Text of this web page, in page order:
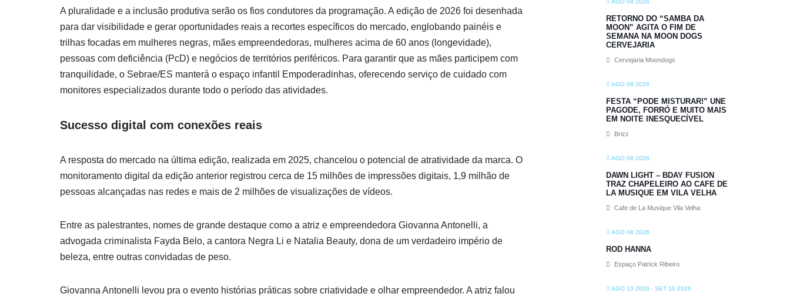
A pluralidade e a inclusão produtiva serão os fios condutores da programação. A edição de 2026 foi desenhada
para dar visibilidade e gerar oportunidades reais a recortes específicos do mercado, englobando painéis e
trilhas focadas em mulheres negras, mães empreendedoras, mulheres acima de 60 anos (longevidade),
pessoas com deficiência (PcD) e negócios de territórios periféricos. Para garantir que as mães participem com
tranquilidade, o Sebrae/ES manterá o espaço infantil Empoderadinhas, oferecendo serviço de cuidado com
monitores especializados durante todo o período das atividades.
Sucesso digital com conexões reais
A resposta do mercado na última edição, realizada em 2025, chancelou o potencial de atratividade da marca. O
monitoramento digital da edição anterior registrou cerca de 15 milhões de impressões digitais, 1,9 milhão de
pessoas alcançadas nas redes e mais de 2 milhões de visualizações de vídeos.
Entre as palestrantes, nomes de grande destaque como a atriz e empreendedora Giovanna Antonelli, a
advogada criminalista Fayda Belo, a cantora Negra Li e Natalia Beauty, dona de um verdadeiro império de
beleza, entre outras convidadas de peso.
Giovanna Antonelli levou pra o evento histórias práticas sobre criatividade e olhar empreendedor. A atriz falou
AGO 08 2026
RETORNO DO “SAMBA DA
MOON” AGITA O FIM DE
SEMANA NA MOON DOGS
CERVEJARIA
Cervejaria Moondogs
AGO 08 2026
FESTA “PODE MISTURAR!” UNE
PAGODE, FORRÓ E MUITO MAIS
EM NOITE INESQUECÍVEL
Brizz
AGO 08 2026
DAWN LIGHT – BDAY FUSION
TRAZ CHAPELEIRO AO CAFE DE
LA MUSIQUE EM VILA VELHA
Cafe de La Musique Vila Velha
AGO 08 2026
ROD HANNA
Espaço Patrick Ribeiro
AGO 10 2026 - SET 10 2026